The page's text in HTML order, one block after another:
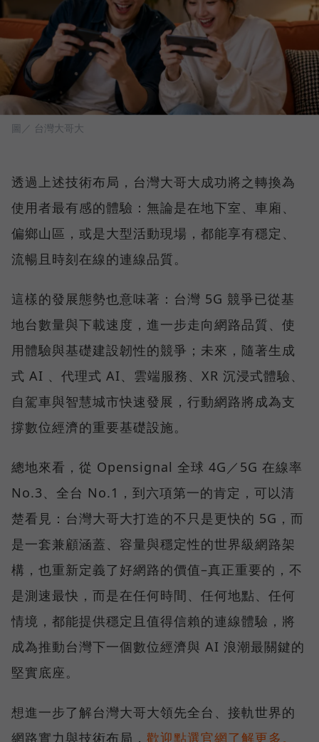
圖／ 台灣大哥大
透過上述技術布局，台灣大哥大成功將之轉換為
使用者最有感的體驗：無論是在地下室、車廂、
偏鄉山區，或是大型活動現場，都能享有穩定、
流暢且時刻在線的連線品質。
這樣的發展態勢也意味著：台灣 5G 競爭已從基
地台數量與下載速度，進一步走向網路品質、使
用體驗與基礎建設韌性的競爭；未來，隨著生成
式 AI 、代理式 AI、雲端服務、XR 沉浸式體驗、
自駕車與智慧城市快速發展，行動網路將成為支
撐數位經濟的重要基礎設施。
總地來看，從 Opensignal 全球 4G／5G 在線率
No.3、全台 No.1，到六項第一的肯定，可以清
楚看見：台灣大哥大打造的不只是更快的 5G，而
是一套兼顧涵蓋、容量與穩定性的世界級網路架
構，也重新定義了好網路的價值–真正重要的，不
是測速最快，而是在任何時間、任何地點、任何
情境，都能提供穩定且值得信賴的連線體驗，將
成為推動台灣下一個數位經濟與 AI 浪潮最關鍵的
堅實底座。
想進一步了解台灣大哥大領先全台、接軌世界的
網路實力與技術布局， 歡迎點選官網了解更多。